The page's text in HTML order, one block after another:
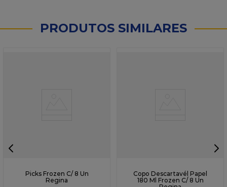
PRODUTOS SIMILARES
Picks Frozen C/ 8 Un
Regina
Copo Descartavél Papel
180 Ml Frozen C/ 8 Un